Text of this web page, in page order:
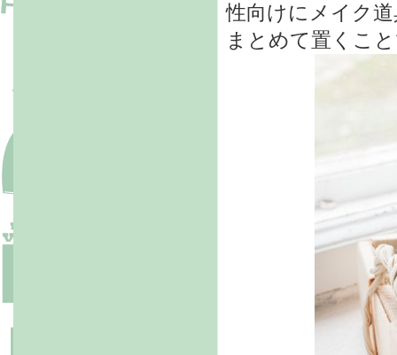
性向けにメイク
まとめて置くこ